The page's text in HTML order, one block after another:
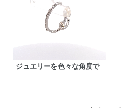
ジュエリーを色々な角度で